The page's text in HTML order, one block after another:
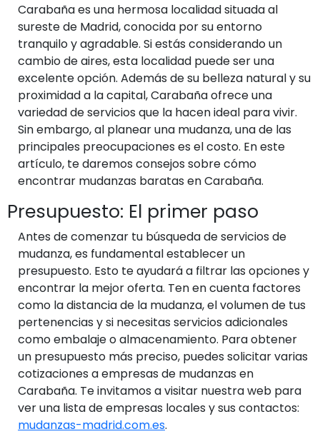
Carabaña es una hermosa localidad situada al
sureste de Madrid, conocida por su entorno
tranquilo y agradable. Si estás considerando un
cambio de aires, esta localidad puede ser una
excelente opción. Además de su belleza natural y su
proximidad a la capital, Carabaña ofrece una
variedad de servicios que la hacen ideal para vivir.
Sin embargo, al planear una mudanza, una de las
principales preocupaciones es el costo. En este
artículo, te daremos consejos sobre cómo
encontrar mudanzas baratas en Carabaña.
Presupuesto: El primer paso
Antes de comenzar tu búsqueda de servicios de
mudanza, es fundamental establecer un
presupuesto. Esto te ayudará a filtrar las opciones y
encontrar la mejor oferta. Ten en cuenta factores
como la distancia de la mudanza, el volumen de tus
pertenencias y si necesitas servicios adicionales
como embalaje o almacenamiento. Para obtener
un presupuesto más preciso, puedes solicitar varias
cotizaciones a empresas de mudanzas en
Carabaña. Te invitamos a visitar nuestra web para
ver una lista de empresas locales y sus contactos:
mudanzas-madrid.com.es.